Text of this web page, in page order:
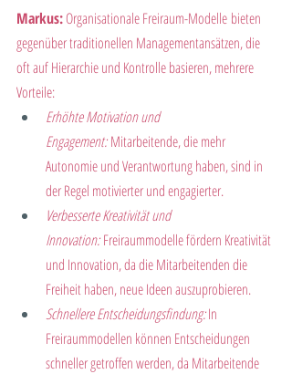
Markus: Organisationale Freiraum-Modelle bieten
gegenüber traditionellen Managementansätzen, die
oft auf Hierarchie und Kontrolle basieren, mehrere
Vorteile:
Erhöhte Motivation und
Engagement: Mitarbeitende, die mehr
Autonomie und Verantwortung haben, sind in
der Regel motivierter und engagierter.
Verbesserte Kreativität und
Innovation: Freiraummodelle fördern Kreativität
und Innovation, da die Mitarbeitenden die
Freiheit haben, neue Ideen auszuprobieren.
Schnellere Entscheidungsfindung: In
Freiraummodellen können Entscheidungen
schneller getroffen werden, da Mitarbeitende